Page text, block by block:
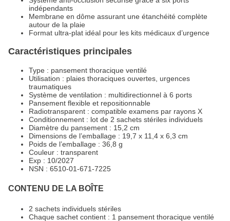
indépendants
Membrane en dôme assurant une étanchéité complète
autour de la plaie
Format ultra-plat idéal pour les kits médicaux d’urgence
Caractéristiques principales
Type : pansement thoracique ventilé
Utilisation : plaies thoraciques ouvertes, urgences
traumatiques
Système de ventilation : multidirectionnel à 6 ports
Pansement flexible et repositionnable
Radiotransparent : compatible examens par rayons X
Conditionnement : lot de 2 sachets stériles individuels
Diamètre du pansement : 15,2 cm
Dimensions de l’emballage : 19,7 x 11,4 x 6,3 cm
Poids de l’emballage : 36,8 g
Couleur : transparent
Exp : 10/2027
NSN : 6510-01-671-7225
CONTENU DE LA BOÎTE
2 sachets individuels stériles
Chaque sachet contient : 1 pansement thoracique ventilé